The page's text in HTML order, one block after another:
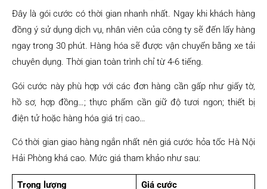
Đây là gói cước có thời gian nhanh nhất. Ngay khi khách hàng
đồng ý sử dụng dịch vụ, nhân viên của công ty sẽ đến lấy hàng
ngay trong 30 phút. Hàng hóa sẽ được vận chuyển bằng xe tải
chuyên dụng. Thời gian toàn trình chỉ từ 4-6 tiếng.
Gói cước này phù hợp với các đơn hàng cần gấp như giấy tờ,
hồ sơ, hợp đồng…; thực phẩm cần giữ độ tươi ngon; thiết bị
điện tử hoặc hàng hóa giá trị cao…
Có thời gian giao hàng ngắn nhất nên giá cước hỏa tốc Hà Nội
Hải Phòng khá cao. Mức giá tham khảo như sau:
Trọng lượng
Giá cước